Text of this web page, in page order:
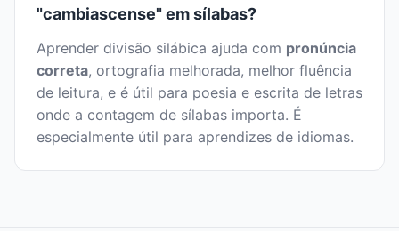
"cambiascense" em sílabas?
Aprender divisão silábica ajuda com pronúncia
correta, ortografia melhorada, melhor fluência
de leitura, e é útil para poesia e escrita de letras
onde a contagem de sílabas importa. É
especialmente útil para aprendizes de idiomas.